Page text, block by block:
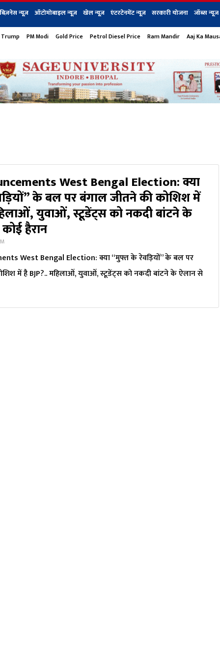
बिज़नेस न्यूज़ ऑटोमोबाइल न्यूज़ खेल न्यूज़ एंटरटेनमेंट न्यूज़ सरकारी योजना जॉब्स न्यूज
बिज़नेस टेक न्यूज धर्म ऑटोमोबाइल
PM Modi Gold Price Petrol Diesel Price Ram Mandir Aaj Ka
West Bengal Election: क्या
के बल पर बंगाल जीतने की कोशिश में
युवाओं, स्टूडेंट्स को नकदी बांटने के
हैरान
West Bengal Election: क्या “मुफ्त के रेवड़ियों” के बल पर
में है BJP?.. महिलाओं, युवाओं, स्टूडेंट्स को नकदी बांटने के ऐलान से